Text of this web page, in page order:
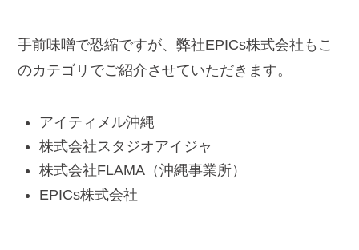
手前味噌で恐縮ですが、弊社EPICs株式会社もこ
のカテゴリでご紹介させていただきます。
アイティメル沖縄
株式会社スタジオアイジャ
株式会社FLAMA（沖縄事業所）
EPICs株式会社